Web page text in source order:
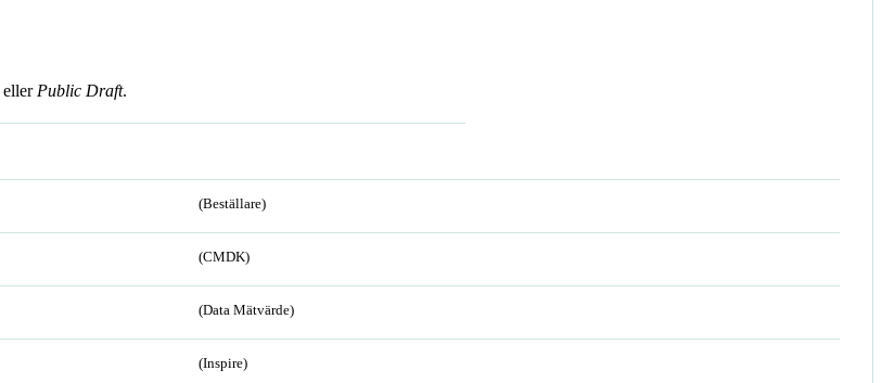
eller Public Draft.
(Beställare)
(CMDK)
(Data Mätvärde)
(Inspire)